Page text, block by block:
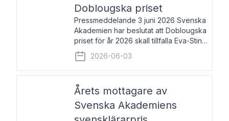
Doblougska priset
Pressmeddelande 3 juni 2026 Svenska
Akademien har beslutat att Doblougska
priset för år 2026 skall tillfalla Eva-Stina
Byggmästar, Magnus Dahlström, Matias
Faldbakken samt Espen Stueland.
Prisbeloppet är 200 000 svenska
2026-06-03
Årets mottagare av
Svenska Akademiens